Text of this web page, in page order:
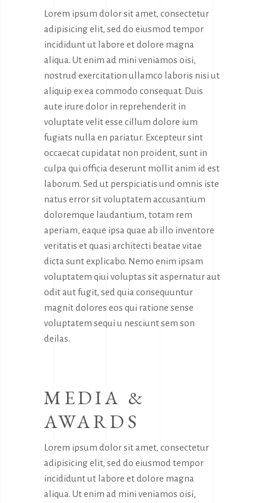
Lorem ipsum dolor sit amet, consectetur
adipisicing elit, sed do eiusmod tempor
incididunt ut labore et dolore magna
aliqua. Ut enim ad mini veniamos oisi,
nostrud exercitation ullamco laboris nisi ut
aliquip ex ea commodo consequat. Duis
aute irure dolor in reprehenderit in
voluptate velit esse cillum dolore ium
fugiats nulla en pariatur. Excepteur sint
occaecat cupidatat non proident, sunt in
culpa qui officia deserunt mollit anim id est
laborum. Sed ut perspiciatis und omnis iste
natus error sit voluptatem accusantium
doloremque laudantium, totam rem
aperiam, eaque ipsa quae ab illo inventore
veritatis et quasi architecti beatae vitae
dicta sunt explicabo. Nemo enim ipsam
voluptatem qiui voluptas sit aspernatur aut
odit aut fugit, sed quia consequuntur
magnit dolores eos qui ratione sense
voluptatem sequi u nesciunt sem son
deilas.
MEDIA &
AWARDS
Lorem ipsum dolor sit amet, consectetur
adipisicing elit, sed do eiusmod tempor
incididunt ut labore et dolore magna
aliqua. Ut enim ad mini veniamos oisi,